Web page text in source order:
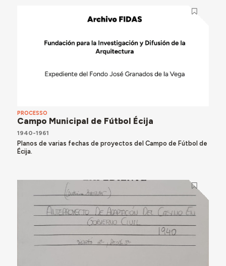
PROCESSO
Campo Municipal de Fútbol Écija
1940-1961
Planos de varias fechas de proyectos del Campo de Fútbol de
Écija.